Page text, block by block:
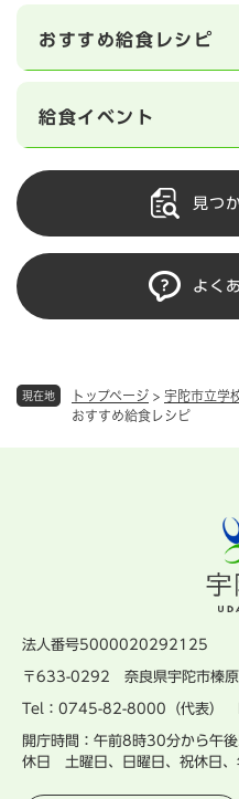
現在地 トップページ > 宇陀市立学
おすすめ給食レシピ
おすすめ給食レシピ
給食イベント
見つ
よく
法人番号5000020292125
〒633-0292 奈良県宇陀市榛
Tel：0745-82-8000（代表
開庁時間：午前8時30分から午
休日 土曜日、日曜日、祝休日